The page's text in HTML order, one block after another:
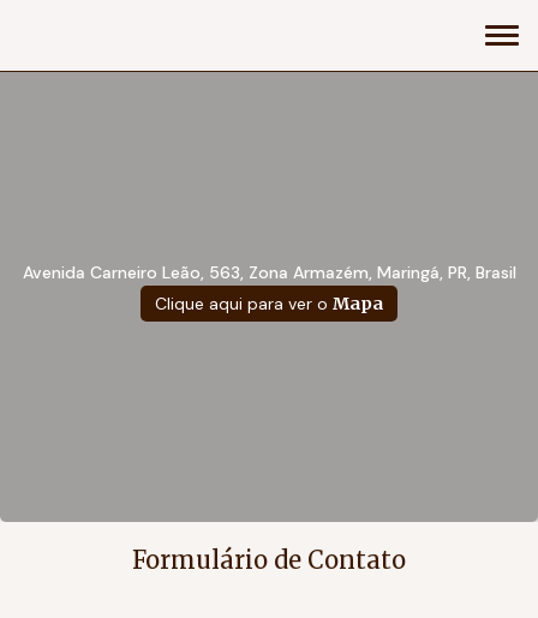
Avenida Carneiro Leão, 563, Zona Armazém, Maringá, PR, Brasil
Clique aqui para ver o Mapa
Formulário de Contato